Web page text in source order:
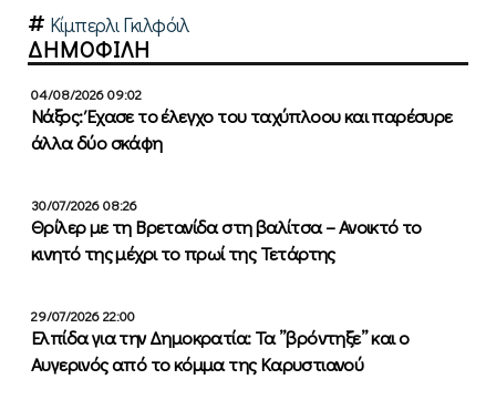
Κίμπερλι Γκιλφόιλ
ΔΗΜΟΦΙΛΗ
04/08/2026 09:02
Νάξος: Έχασε το έλεγχο του ταχύπλοου και παρέσυρε
άλλα δύο σκάφη
30/07/2026 08:26
Θρίλερ με τη Βρετανίδα στη βαλίτσα – Ανοικτό το
κινητό της μέχρι το πρωί της Τετάρτης
29/07/2026 22:00
Ελπίδα για την Δημοκρατία: Τα ”βρόντηξε” και ο
Αυγερινός από το κόμμα της Καρυστιανού